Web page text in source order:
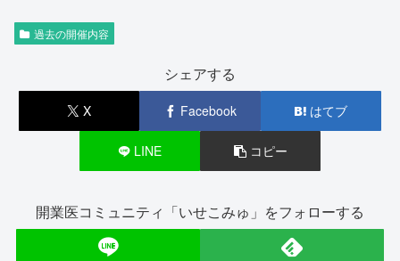
過去の開催内容
シェアする
X Facebook はてブ
LINE コピー
開業医コミュニティ「いせこみゅ」をフォローする